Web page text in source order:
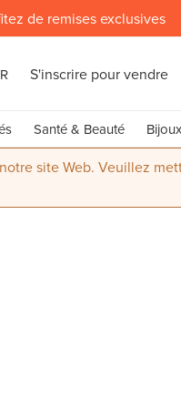
de remises exclusives
S'inscrire pour vendre
Santé & Beauté Bijoux
site Web. Veuillez